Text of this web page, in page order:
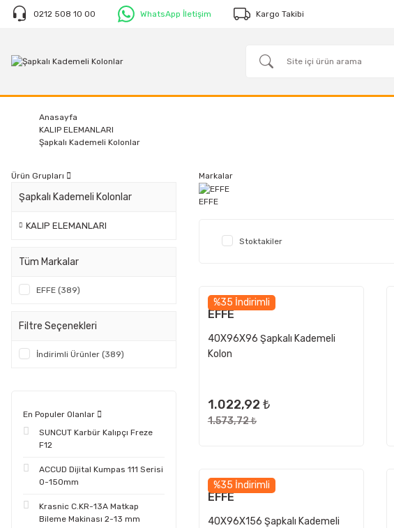
0212 508 10 00 WhatsApp İletişim Kargo Takibi
Anasayfa
KALIP ELEMANLARI
Şapkalı Kademeli Kolonlar
Ürün Grupları
Şapkalı Kademeli Kolonlar
KALIP ELEMANLARI
Tüm Markalar
EFFE (389)
Filtre Seçenekleri
İndirimli Ürünler (389)
En Populer Olanlar
SUNCUT Karbür Kalıpçı Freze
F12
ACCUD Dijital Kumpas 111 Serisi
0-150mm
Krasnic C.KR-13A Matkap
Bileme Makinası 2-13 mm
Markalar
EFFE
Stoktakiler
%35 İndirimli
EFFE
40X96X96 Şapkalı Kademeli
Kolon
1.022,92 ₺
1.573,72 ₺
%35 İndirimli
EFFE
40X96X156 Şapkalı Kademeli